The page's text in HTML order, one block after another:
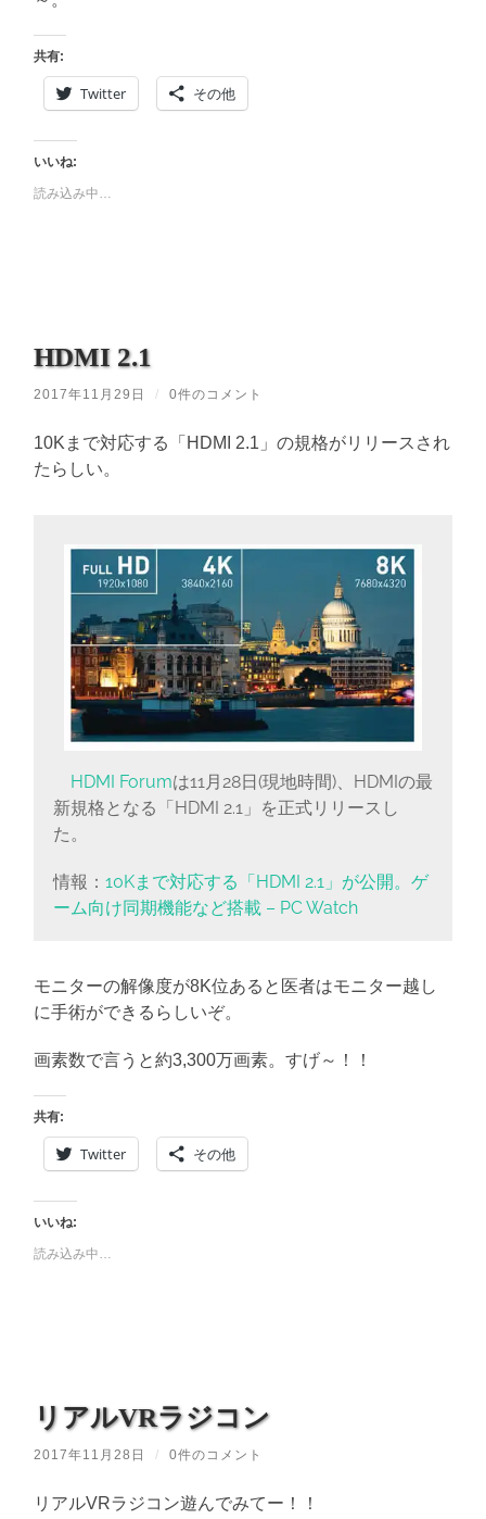
共有:
Twitter その他
いいね:
読み込み中…
HDMI 2.1
2017年11月29日 / 0件のコメント
10Kまで対応する「HDMI 2.1」の規格がリリースされ
たらしい。
HDMI Forumは11月28日(現地時間)、HDMIの最
新規格となる「HDMI 2.1」を正式リリースし
た。
情報： 10Kまで対応する「HDMI 2.1」が公開。ゲ
ーム向け同期機能など搭載 – PC Watch
モニターの解像度が8K位あると医者はモニター越し
に手術ができるらしいぞ。
画素数で言うと約3,300万画素。すげ～！！
共有:
Twitter その他
いいね:
読み込み中…
リアルVRラジコン
2017年11月28日 / 0件のコメント
リアルVRラジコン遊んでみてー！！